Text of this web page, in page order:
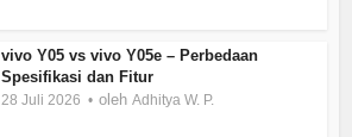
vivo Y05 vs vivo Y05e – Perbedaan
Spesifikasi dan Fitur
28 Juli 2026 olehAdhitya W. P.